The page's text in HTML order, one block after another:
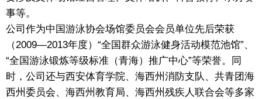
事等。
公司作为中国游泳协会场馆委员会会员单位先后荣获
（2009—2013年度）“全国群众游泳健身活动模范池馆”、
“全国游泳锻炼等级标准（青海）推广中心”等荣誉。同
时，公司还与西安体育学院、海西州消防支队、共青团海
西州委员会、海西州教育局、海西州残疾人联合会等多家